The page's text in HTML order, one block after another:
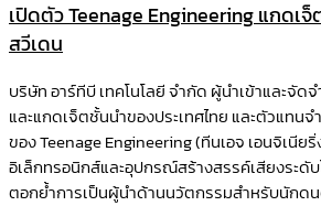
เปิดตัว Teenage Engineering แกดเ
สวีเดน
บริษัท อาร์ทีบี เทคโนโลยี จำกัด ผู้นำเข้าและจัด
และแกดเจ็ตชั้นนำของประเทศไทย และตัวแทน
ของ Teenage Engineering (ทีนเอจ เอนจิเนีย
อิเล็กทรอนิกส์และอุปกรณ์สร้างสรรค์เสียงระดั
ตอกย้ำการเป็นผู้นำด้านนวัตกรรมสำหรับนักดน